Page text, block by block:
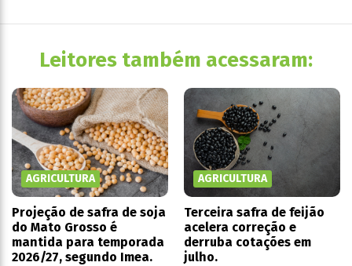
Leitores também acessaram:
AGRICULTURA
Projeção de safra de soja
do Mato Grosso é
mantida para temporada
2026/27, segundo Imea.
AGRICULTURA
Terceira safra de feijão
acelera correção e
derruba cotações em
julho.